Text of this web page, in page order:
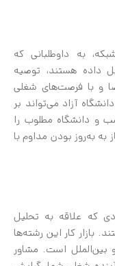
به داوطلبانی که
داده هستند، توصیه
و با فرصت‌های شغلی
آزاد می‌تواند بر
و دانشگاه مطلوب را
به‌روز بودن مداوم با
که علاقه به تحلیل
بازار کار این رشته‌ها
بین‌الملل است. مشاور